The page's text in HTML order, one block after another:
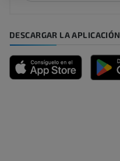
DESCARGAR LA APLICACIÓN